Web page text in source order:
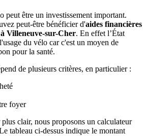
peut être un investissement important.
peut-être bénéficier d'aides financières
Villeneuve-sur-Cher. En effet l’État
du vélo car c'est un moyen de
pour la santé.
de plusieurs critères, en particulier :
foyer
clair, nous proposons un calculateur
tableau ci-dessus indique le montant